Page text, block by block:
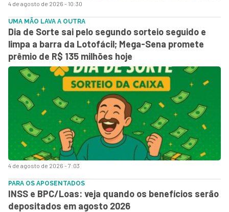
4 de agosto de 2026 - 10:30
4 de agosto de 2026 - 7:03
UMA MÃO LAVA A OUTRA
Dia de Sorte sai pelo segundo sorteio seguido e
limpa a barra da Lotofácil; Mega-Sena promete
prêmio de R$ 135 milhões hoje
PARA OS APOSENTADOS
INSS e BPC/Loas: veja quando os benefícios serão
depositados em agosto 2026